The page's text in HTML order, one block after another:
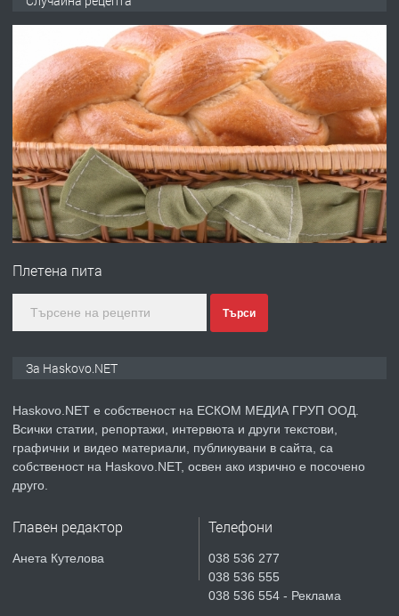
АПАРТАМЕНТ В ЦЕНТЪРА НА ГР.
ХАСКОВО
преди 2 дни
ПРЕДЛАГА Давам гараж под наем
преди 2 дни
ПРЕДЛАГА
№4120 Магазин/Офис под наем в кв.
преди 3 дни
ПРЕДЛАГА
Продавам парцел в гр. Хасково кв.
СГЛОБЯВАНЕ НА МЕБЕЛИ.
Плетена пита
Търси
За Haskovo.NET
Haskovo.NET е собственост на ЕСКОМ МЕДИА ГРУП ООД.
Всички статии, репортажи, интервюта и други текстови,
графични и видео материали, публикувани в сайта, са
собственост на Haskovo.NET, освен ако изрично е посочено
друго.
Главен редактор
Анета Кутелова
Телефони
038 536 277
038 536 555
038 536 554 - Реклама